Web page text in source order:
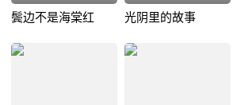
鬓边不是海棠红 光阴里的故事